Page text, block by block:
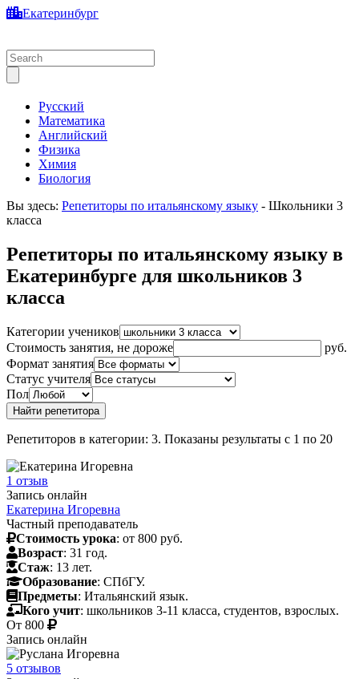
Екатеринбург
Русский
Математика
Английский
Физика
Химия
Биология
Вы здесь: Репетиторы по итальянскому языку - Школьники 3
класса
Репетиторы по итальянскому языку в
Екатеринбурге для школьников 3
класса
Категории учеников
Стоимость занятия, не дороже
руб.
Формат занятия
Статус учителя
Пол
Репетиторов в категории: 3. Показаны результаты с 1 по 20
1 отзыв
Запись онлайн
Екатерина Игоревна
Частный преподаватель
Стоимость урока: от 800 руб.
Возраст: 31 год.
Стаж: 13 лет.
Образование: СПбГУ.
Предметы: Итальянский язык.
Кого учит: школьников 3-11 класса, студентов, взрослых.
От 800
Запись онлайн
5 отзывов